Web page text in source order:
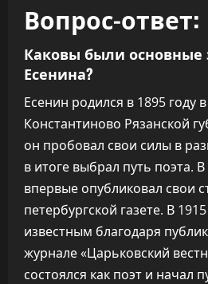
Вопрос-ответ:
Каковы были
Есенина?
Есенин родился в 1895 году
Константиново Рязанской
он пробовал свои силы в
в итоге выбрал путь поэта.
впервые опубликовал свои
петербургской газете. В
известным благодаря
журнале «Царьковский
состоялся как поэт и начал